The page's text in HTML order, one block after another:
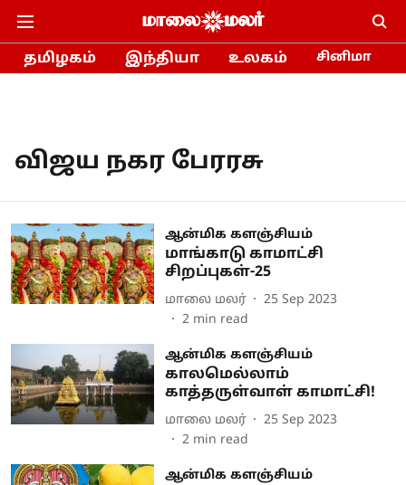
தமிழகம் இந்தியா உலகம் சினிமா
விஜய நகர பேரரசு
ஆன்மிக களஞ்சியம்
மாங்காடு காமாட்சி
சிறப்புகள்-25
மாலை மலர்
25 Sep 2023
2 min read
ஆன்மிக களஞ்சியம்
காலமெல்லாம்
காத்தருள்வாள் காமாட்சி!
மாலை மலர்
25 Sep 2023
2 min read
ஆன்மிக களஞ்சியம்